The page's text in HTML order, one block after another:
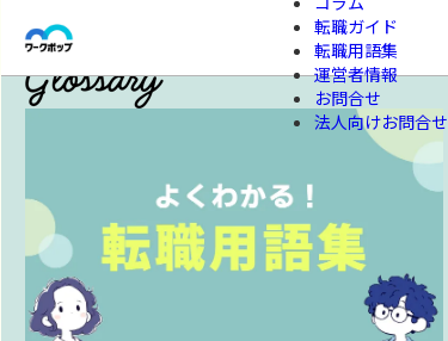
転職ガイド
転職用語集
運営者情報
お問合せ
法人向けお問合せ